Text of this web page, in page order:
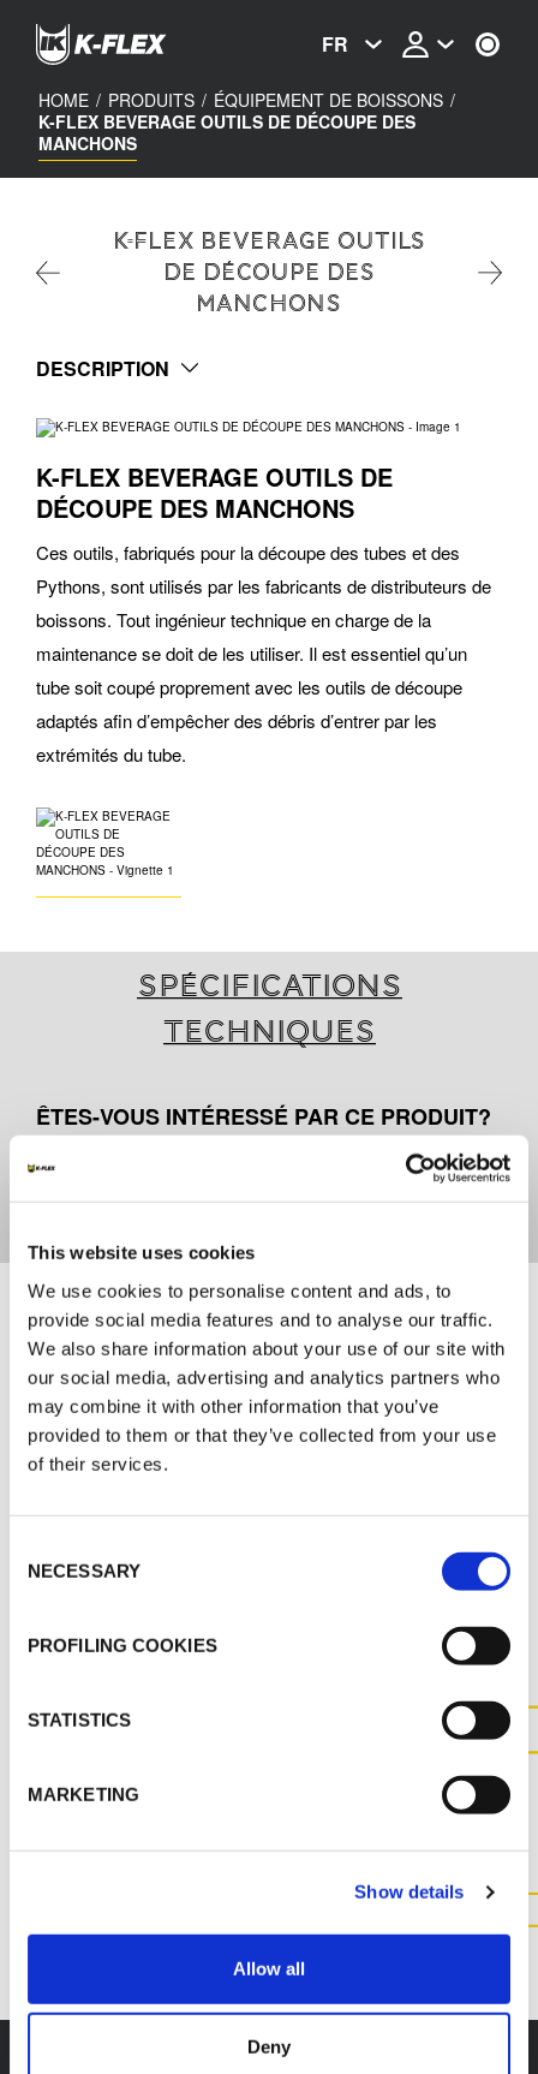
This website uses cookies
We use cookies to personalise content and ads, to
provide social media features and to analyse our traffic.
We also share information about your use of our site with
our social media, advertising and analytics partners who
may combine it with other information that you’ve
provided to them or that they’ve collected from your use
of their services.
Selection
NECESSARY
PROFILING COOKIES
STATISTICS
MARKETING
Show details
Allow all
Deny
content
FR
HOME / PRODUITS / ÉQUIPEMENT DE BOISSONS /
K-FLEX BEVERAGE OUTILS DE DÉCOUPE DES
MANCHONS
K-FLEX BEVERAGE OUTILS
DE DÉCOUPE DES
MANCHONS
DESCRIPTION
K-FLEX BEVERAGE OUTILS DE
DÉCOUPE DES MANCHONS
Ces outils, fabriqués pour la découpe des tubes et des
Pythons, sont utilisés par les fabricants de distributeurs de
boissons. Tout ingénieur technique en charge de la
maintenance se doit de les utiliser. Il est essentiel qu’un
tube soit coupé proprement avec les outils de découpe
adaptés afin d’empêcher des débris d’entrer par les
extrémités du tube.
Spécifications
techniques
ÊTES-VOUS INTÉRESSÉ PAR CE PRODUIT?
Contactez-nous pour plus d'informations
Documents
MARKETING
FR_K-FLEX BEVERAGE CATALOGUE
K-FLEX TARIF 2026
PLUS D'INFORMATIONS SUR